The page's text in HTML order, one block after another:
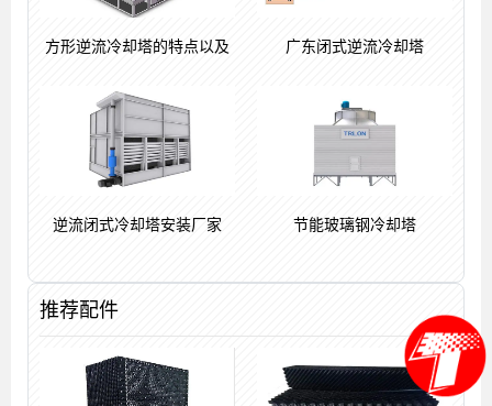
方形逆流冷却塔的特点以及 广东闭式逆流冷却塔
逆流闭式冷却塔安装厂家 节能玻璃钢冷却塔
推荐配件